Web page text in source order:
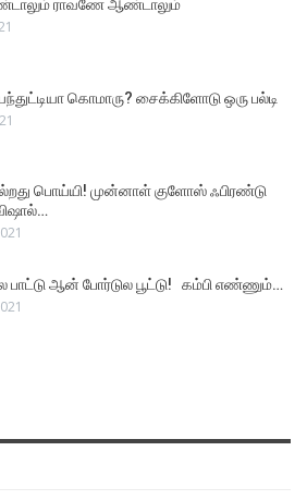
ராவணே ஆண்டாலும்
கொமாரு? சைக்கிளோடு ஒரு பல்டி
பொய்யி! முன்னாள் குளோஸ் ஃபிரண்டு
பாட்டு ஆன் போர்டுல பூட்டு! கம்பி எண்ணும்…